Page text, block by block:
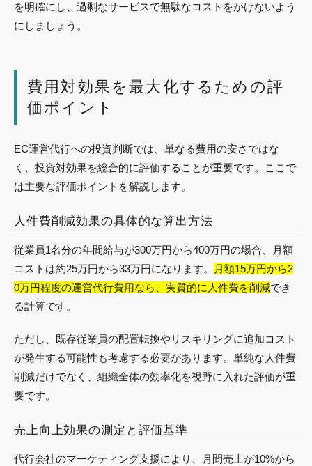
を明確にし、過剰なサービスで無駄なコストをかけないよう
にしましょう。
費用対効果を最大化するための評
価ポイント
EC運営代行への投資判断では、単なる費用の安さではな
く、投資対効果を総合的に評価することが重要です。ここで
は主要な評価ポイントを解説します。
人件費削減効果の具体的な算出方法
従業員1名分の年間給与が300万円から400万円の場合、月額
コストは約25万円から33万円になります。
月額15万円から2
0万円程度の運営代行費用なら、実質的に人件費を削減でき
る計算です。
ただし、既存従業員の配置転換やリスキリングに追加コスト
が発生する可能性も考慮する必要があります。単純な人件費
削減だけでなく、組織全体の効率化を視野に入れた評価が重
要です。
売上向上効果の測定と評価基準
代行会社のマーケティング支援により、月間売上が10%から